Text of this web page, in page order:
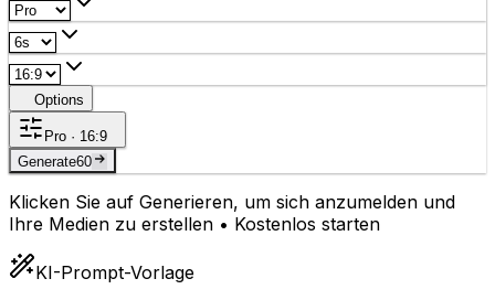
Options
Pro · 16:9
Generate60
Klicken Sie auf Generieren, um sich anzumelden und
Ihre Medien zu erstellen • Kostenlos starten
KI-Prompt-Vorlage